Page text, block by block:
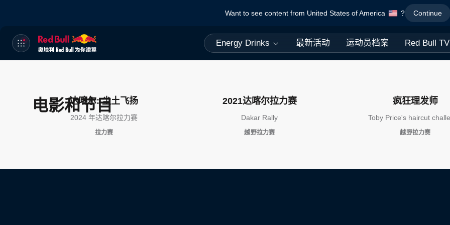
Want to see content from United States of America ? Continue
Energy Drinks 最新活动 运动员档案 Red Bull TV
电影和节目
达喀尔: 尘土飞扬
2024 年达喀尔拉力赛
拉力赛
2021达喀尔拉力赛
Dakar Rally
越野拉力赛
疯狂理发师
Toby Price's haircut
越野拉力赛